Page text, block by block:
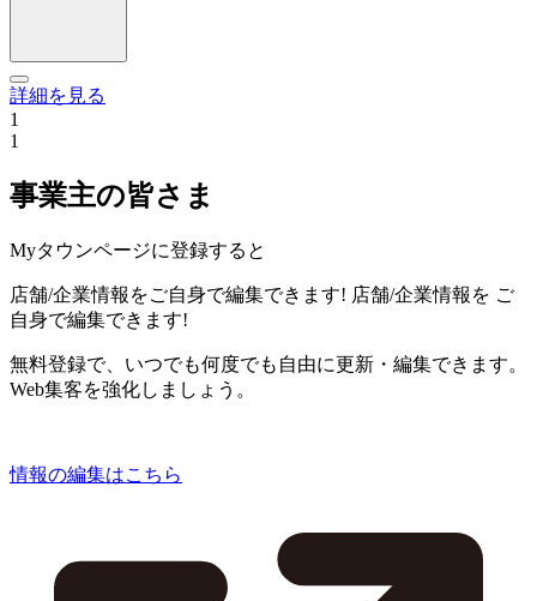
詳細を見る
1
1
事業主の皆さま
Myタウンページに登録すると
店舗/企業情報をご自身で編集できます! 店舗/企業情報を ご
自身で編集できます!
無料登録で、いつでも何度でも自由に更新・編集できます。
Web集客を強化しましょう。
情報の編集はこちら